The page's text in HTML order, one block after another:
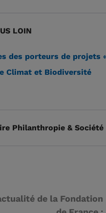
LOIN
des porteurs de projets
Climat et Biodiversité
Philanthropie & Société
de la Fondation